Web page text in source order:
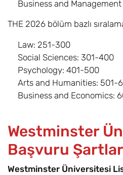
Foundation BA
International
Relations with
Foundation BA
8
Languages and
Translation with
Foundation BA
8
Foundation LLB
Music Production,
Performance and
8,10
Business and
THE 2026 bölüm bazlı
Law: 251-300
Social Sciences: 301-400
Psychology: 401-500
Arts and Humanities: 501-
Business and Economics:
Westminster
Başvuru
Westminster Üniversitesi